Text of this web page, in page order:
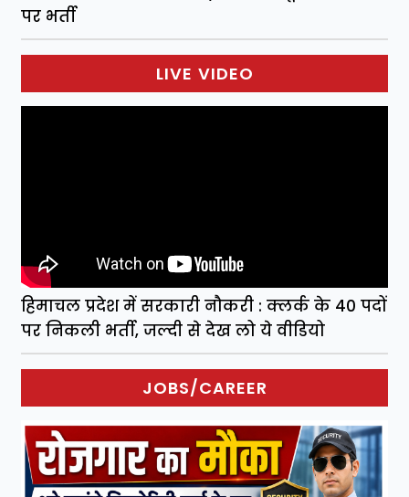
पर भर्ती
LIVE VIDEO
हिमाचल प्रदेश में सरकारी नौकरी : क्लर्क के 40 पदों
पर निकली भर्ती, जल्दी से देख लो ये वीडियो
JOBS/CAREER